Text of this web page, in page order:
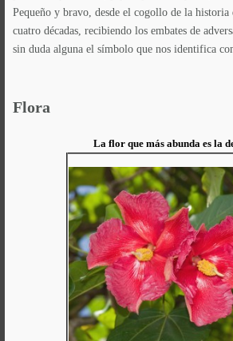
Pequeño y bravo, desde el cogollo de la
cuatro décadas, recibiendo los embates de
sin duda alguna el símbolo que nos identifica
Flora
La flor que más abunda es la